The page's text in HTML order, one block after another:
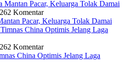
2 Komentar
Pacar, Keluarga Tolak Damai
2 Komentar
China Optimis Jelang Laga